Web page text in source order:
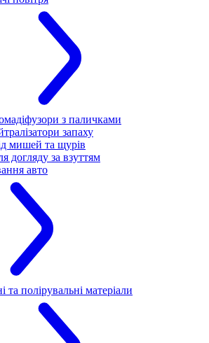
з паличками
запаху
мишей та щурів
догляду за взуттям
авто
та полірувальні матеріали